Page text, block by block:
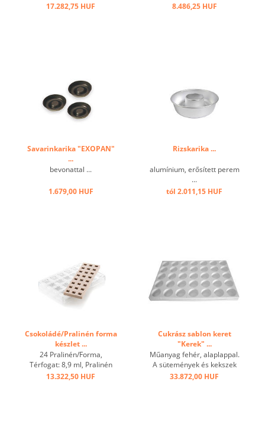
17.282,75 HUF
8.486,25 HUF
Savarinkarika "EXOPAN"
...
bevonattal ...
1.679,00 HUF
Rizskarika ...
alumínium, erősített perem
...
tól 2.011,15 HUF
Csokoládé/Pralinén forma
készlet ...
24 Pralinén/Forma,
Térfogat: 8,9 ml, Pralinén
mérete: 25x25 mm, h 15
13.322,50 HUF
Cukrász sablon keret
"Kerek" ...
Műanyag fehér, alaplappal.
A sütemények és kekszek
gyors előkészítéséhez:
33.872,00 HUF